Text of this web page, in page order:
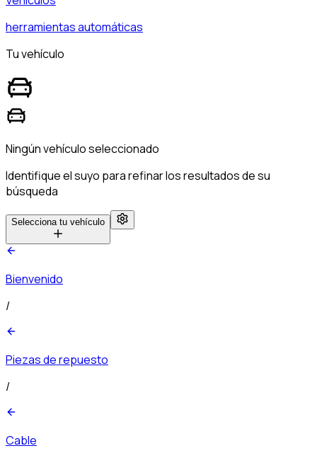
herramientas automáticas
Tu vehículo
Ningún vehículo seleccionado
Identifique el suyo para refinar los resultados de su
búsqueda
Selecciona tu vehículo
Bienvenido
/
Piezas de repuesto
/
Cable